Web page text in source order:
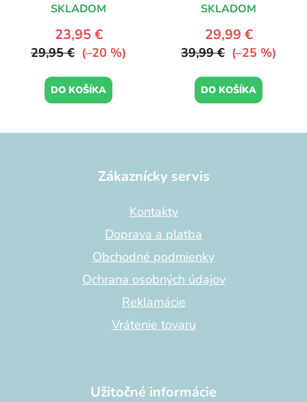
SKLADOM
23,95 €
29,95 € (–20 %)
DO KOŠÍKA
SKLADOM
29,99 €
39,99 € (–25 %)
DO KOŠÍKA
Zákaznícky servis
Kontakty
Doprava a platba
Obchodné podmienky
Ochrana osobných údajov
Reklamácie
Vrátenie tovaru
Užitočné informácie